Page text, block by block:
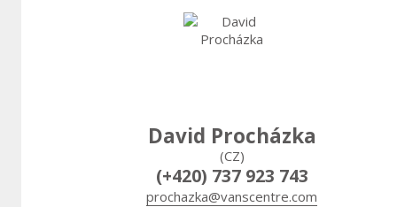
David Procházka
(CZ)
(+420) 737 923 743
prochazka@vanscentre.com